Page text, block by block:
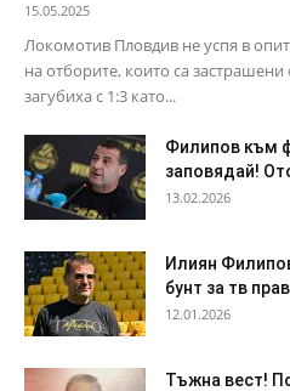
15.05.2025
Локомотив Пловдив не успя в
на отборите, които са
загубиха с 1:3 като...
Филипов към
заповядай!
13.02.2026
Илиян
бунт за тв
12.01.2026
Тъжна вест!